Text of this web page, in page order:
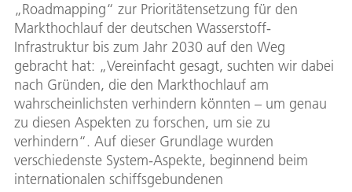
„Roadmapping“ zur Prioritätensetzung für den
Markthochlauf der deutschen Wasserstoff-
Infrastruktur bis zum Jahr 2030 auf den Weg
gebracht hat: „Vereinfacht gesagt, suchten wir dabei
nach Gründen, die den Markthochlauf am
wahrscheinlichsten verhindern könnten – um genau
zu diesen Aspekten zu forschen, um sie zu
verhindern“. Auf dieser Grundlage wurden
verschiedenste System-Aspekte, beginnend beim
internationalen schiffsgebundenen